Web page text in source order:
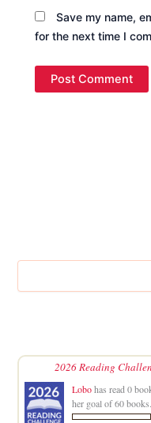
Save my name,
for the next time I
2026 Reading
Lobohas read 0
her goal of 60 books.